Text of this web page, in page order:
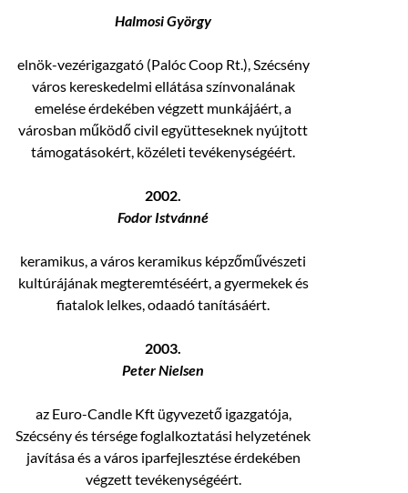
Halmosi György
elnök-vezérigazgató (Palóc Coop Rt.), Szécsény
város kereskedelmi ellátása színvonalának
emelése érdekében végzett munkájáért, a
városban működő civil együtteseknek nyújtott
támogatásokért, közéleti tevékenységéért.
2002.
Fodor Istvánné
keramikus, a város keramikus képzőművészeti
kultúrájának megteremtéséért, a gyermekek és
fiatalok lelkes, odaadó tanításáért.
2003.
Peter Nielsen
az Euro-Candle Kft ügyvezető igazgatója,
Szécsény és térsége foglalkoztatási helyzetének
javítása és a város iparfejlesztése érdekében
végzett tevékenységéért.